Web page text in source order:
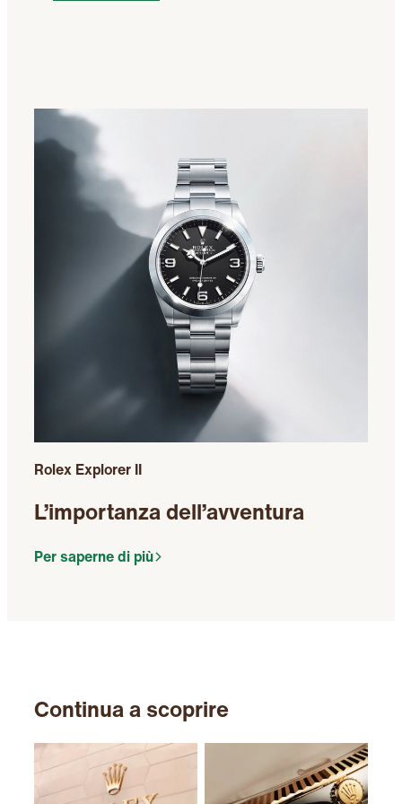
Rolex Explorer II
L’importanza dell’avventura
Per saperne di più
Continua a scoprire